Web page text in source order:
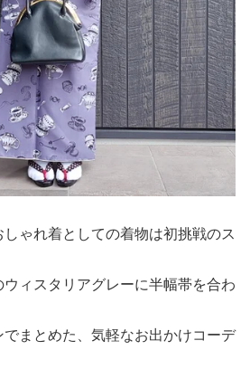
ゃれ着としての着物は初挑戦のス
ィスタリアグレーに半幅帯を合わ
まとめた、気軽なお出かけコーデ